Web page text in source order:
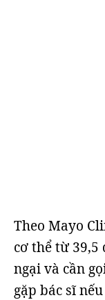
Theo Mayo
cơ thể từ 39,5
ngại và cần
gặp bác sĩ